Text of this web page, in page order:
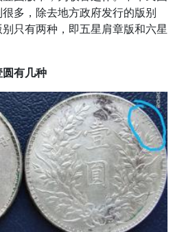
多，除去地方政府发行的版别
只有两种，即五星肩章版和六星
有几种